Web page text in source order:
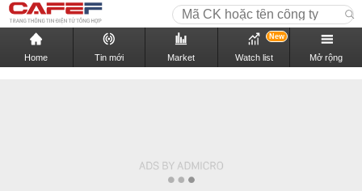
Home Tin mới Market Watch list
New
Mở rộng